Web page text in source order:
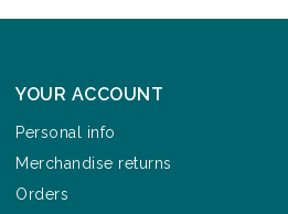
YOUR ACCOUNT
Personal info
Merchandise returns
Orders